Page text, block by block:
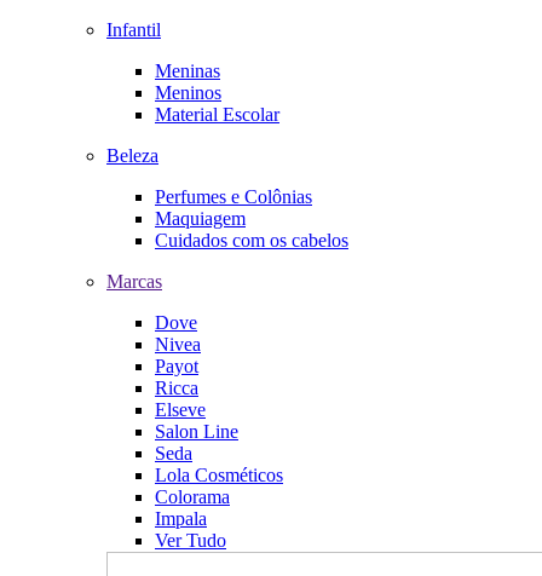
Infantil
Meninas
Meninos
Material Escolar
Beleza
Perfumes e Colônias
Maquiagem
Cuidados com os cabelos
Marcas
Dove
Nivea
Payot
Ricca
Elseve
Salon Line
Seda
Lola Cosméticos
Colorama
Impala
Ver Tudo